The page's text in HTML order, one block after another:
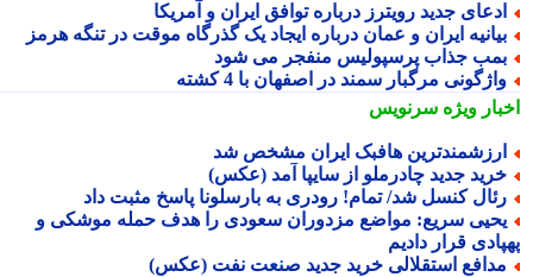
جدید رویترز درباره توافق ایران و آمریکا
ایران و عمان درباره ایجاد یک گذرگاه موقت در تنگه هرمز
جذاب پرسپولیس منفجر می شود
مرگبار سمند در اصفهان با 4 کشته
ویژهسرنویس
هافبک ایران مشخص شد
جدید چادرملو از سایپا آمد (عکس)
کنسل شد/ تمام! رودری به بارسلونا پاسخ مثبت داد
سریع: مواضع مزدوران سعودی را هدف حمله موشکی و
قرار دادیم
استقلالی خرید جدید صنعت نفت (عکس)